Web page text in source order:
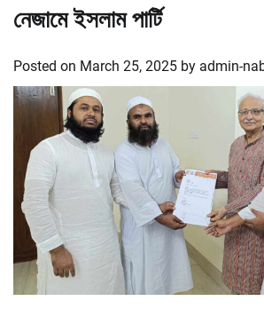
নেজামে ইসলাম পার্টি
Posted on March 25, 2025 by admin-